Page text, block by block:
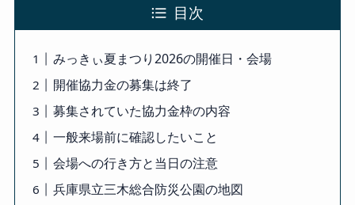
目次
みっきぃ夏まつり2026の開催日・会場
開催協力金の募集は終了
募集されていた協力金枠の内容
一般来場前に確認したいこと
会場への行き方と当日の注意
兵庫県立三木総合防災公園の地図